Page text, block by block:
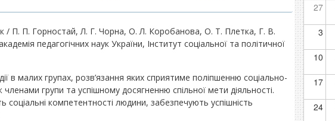
/ П. П. Горностай, Л. Г. Чорна, О. Л. Коробанова, О. Т. Плетка, Г. В.
педагогічних наук України, Інститут соціальної та політичної
в малих групах, розв’язання яких сприятиме поліпшенню соціально-
членами групи та успішному досягненню спільної мети діяльності.
компетентності людини, забезпечують успішність
27
3
10
17
24